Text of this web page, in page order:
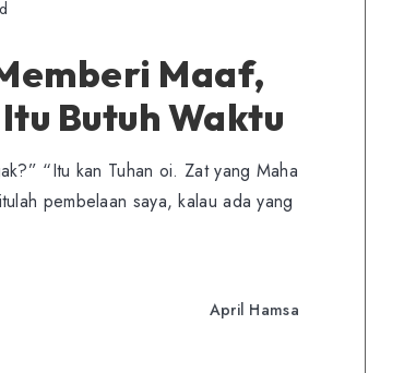
Maaf,
Butuh Waktu
“Itu kan Tuhan oi. Zat yang Maha
pembelaan saya, kalau ada yang
April Hamsa